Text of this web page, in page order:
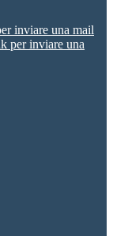
inviare una mail
per inviare una